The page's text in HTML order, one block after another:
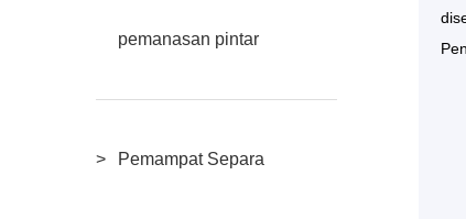
pemanasan pintar
Pemampat Separa